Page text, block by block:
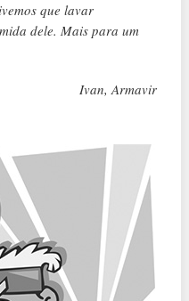
que lavar
dele. Mais para um
Ivan, Armavir